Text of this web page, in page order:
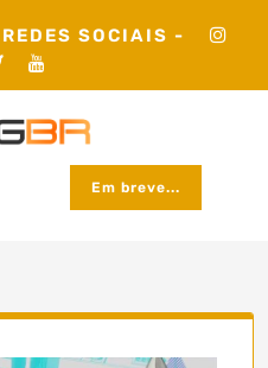
SOCIAIS -
Em breve...